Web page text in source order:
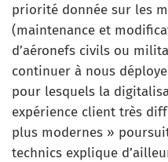
priorité donnée sur les
(maintenance et
d’aéronefs civils ou
continuer à nous
pour lesquels la
expérience client très
plus modernes »
technics explique